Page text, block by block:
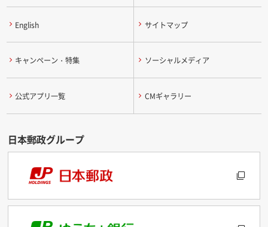
English サイトマップ
キャンペーン・特集 ソーシャルメディア
公式アプリ一覧 CMギャラリー